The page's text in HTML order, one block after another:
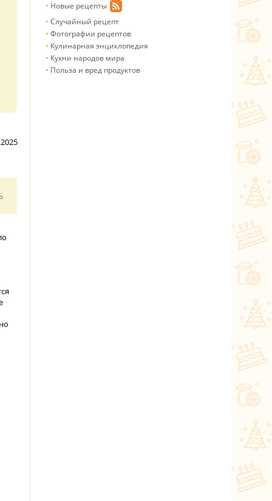
Новые рецепты
Случайный рецепт
Фотографии рецептов
Кулинарная энциклопедия
Кухни народов мира
Польза и вред продуктов